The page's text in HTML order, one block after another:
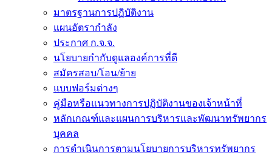
มาตรฐานการปฏิบัติงาน
แผนอัตรากำลัง
ประกาศ ก.จ.จ.
นโยบายกำกับดูแลองค์การที่ดี
สมัครสอบ/โอน/ย้าย
แบบฟอร์มต่างๆ
คู่มือหรือแนวทางการปฏิบัติงานของเจ้าหน้าที่
หลักเกณฑ์และแผนการบริหารและพัฒนาทรัพยากร
บุคคล
การดำเนินการตามนโยบายการบริหารทรัพยากร